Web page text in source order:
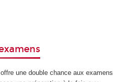
une double chance aux examens